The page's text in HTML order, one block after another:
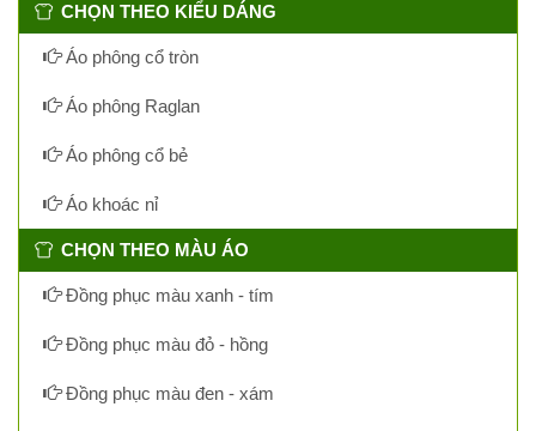
CHỌN THEO KIỂU DÁNG
Áo phông cổ tròn
Áo phông Raglan
Áo phông cổ bẻ
Áo khoác nỉ
CHỌN THEO MÀU ÁO
Đồng phục màu xanh - tím
Đồng phục màu đỏ - hồng
Đồng phục màu đen - xám